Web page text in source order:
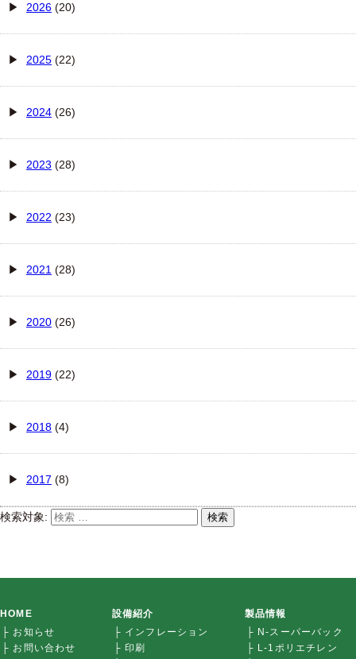
2026 (20)
2025 (22)
2024 (26)
2023 (28)
2022 (23)
2021 (28)
2020 (26)
2019 (22)
2018 (4)
2017 (8)
検索対象: 検索
HOME
├ お知らせ
├ お問い合わせ
設備紹介
├ インフレーション
├ 印刷
製品情報
├ N-スーパーバック
├ L-1ポリエチレン